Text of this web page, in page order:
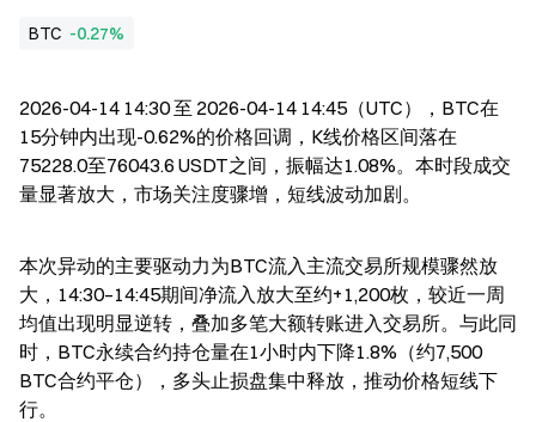
BTC -0.27%
2026-04-14 14:30 至 2026-04-14 14:45（UTC），BTC在
15分钟内出现-0.62%的价格回调，K线价格区间落在
75228.0至76043.6 USDT之间，振幅达1.08%。本时段成交
量显著放大，市场关注度骤增，短线波动加剧。
本次异动的主要驱动力为BTC流入主流交易所规模骤然放
大，14:30–14:45期间净流入放大至约+1,200枚，较近一周
均值出现明显逆转，叠加多笔大额转账进入交易所。与此同
时，BTC永续合约持仓量在1小时内下降1.8%（约7,500
BTC合约平仓），多头止损盘集中释放，推动价格短线下
行。